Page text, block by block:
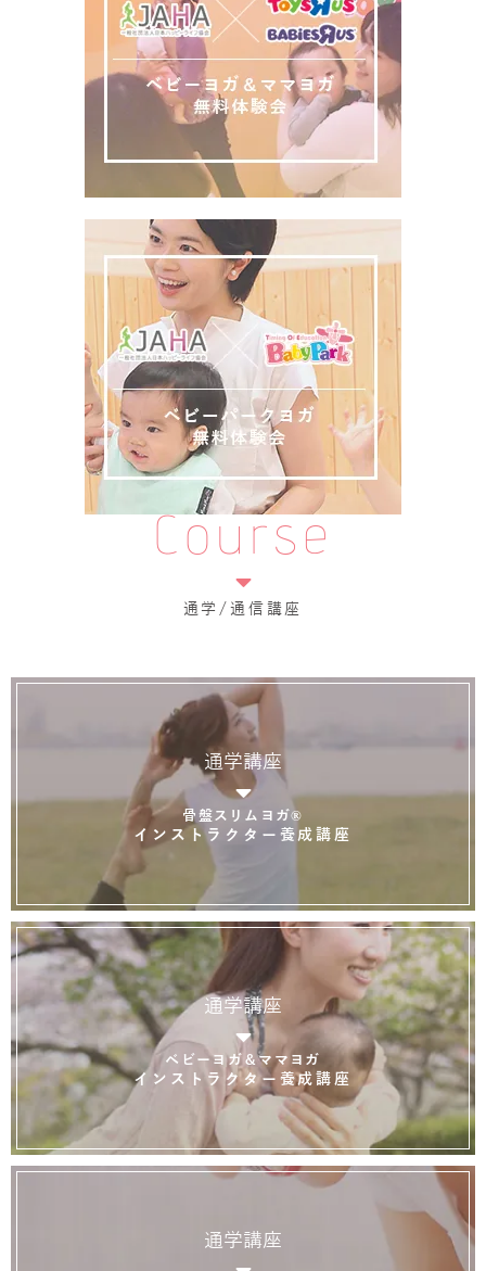
Course
通学/通信講座
通学講座
骨盤スリムヨガ®
インストラクター養成講座
通学講座
ベビーヨガ＆ママヨガ
インストラクター養成講座
通学講座